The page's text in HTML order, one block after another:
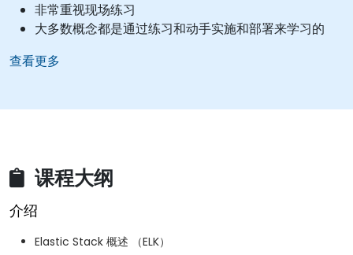
非常重视现场练习
大多数概念都是通过练习和动手实施和部署来学习的
查看更多
课程大纲
介绍
Elastic Stack 概述 （ELK）